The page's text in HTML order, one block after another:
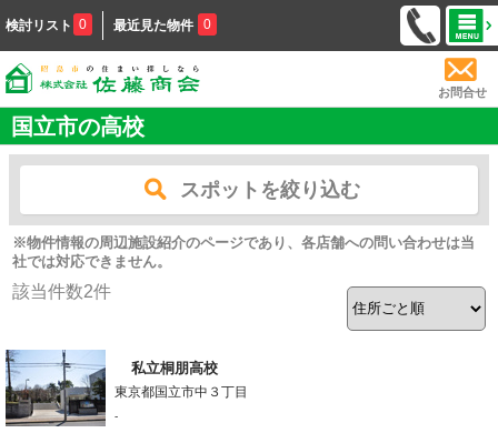
検討リスト 0 最近見た物件 0
お問合せ
国立市の高校
スポットを絞り込む
※物件情報の周辺施設紹介のページであり、各店舗への問い合わせは当
社では対応できません。
該当件数2件
私立桐朋高校
東京都国立市中３丁目
-